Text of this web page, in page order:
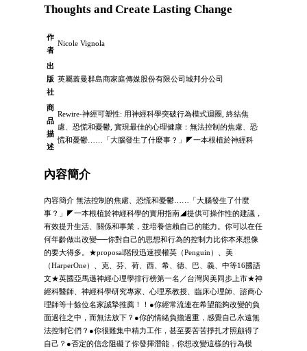
Thoughts and Create Lasting Change
作
者
Nicole Vignola
出
版
社
英屬蓋曼群島商家庭傳媒股份有限公司城邦分公司
商
品
描
述
Rewire-神經可塑性: 用神經科學突破行為模式迴圈, 終結焦
慮、恐慌和憂鬱, 實現最佳的心理健康：無法控制的焦慮、恐
慌和憂鬱……「大腦發生了什麼事？」◤一本根植於神經科
內容簡介
內容簡介 無法控制的焦慮、恐慌和憂鬱……「大腦發生了什麼
事？」◤一本根植於神經科學的實用指南◢提供可操作性的建議，
有效提升生活、關係和事業，並培養信賴自己的能力。你可以在任
何年齡做出改變──你對自己的思想和行為的控制力比你本來想像
的要大得多。★proposal階段迅速授權英（Penguin）、美
（HarperOne）、克、芬、荷、西、希、德、巴、義、中等16國語
文★英國亞馬遜神經心理學排行榜第一名／台灣與美同步上市★神
經科醫師、神經科學研究專家、心理系教授、臨床心理師、諮商心
理師等十餘位名家誠摯推薦！！●你經常流連在希望能夠改變的負
面過往之中，而無法放下？●你的情緒負擔過重，感覺自己永遠無
法控制它們？●你很難集中精力工作，甚至要苦苦掙扎才照顧得了
自己？●否定的信念阻礙了你發揮潛能，你想改變這樣的行為模